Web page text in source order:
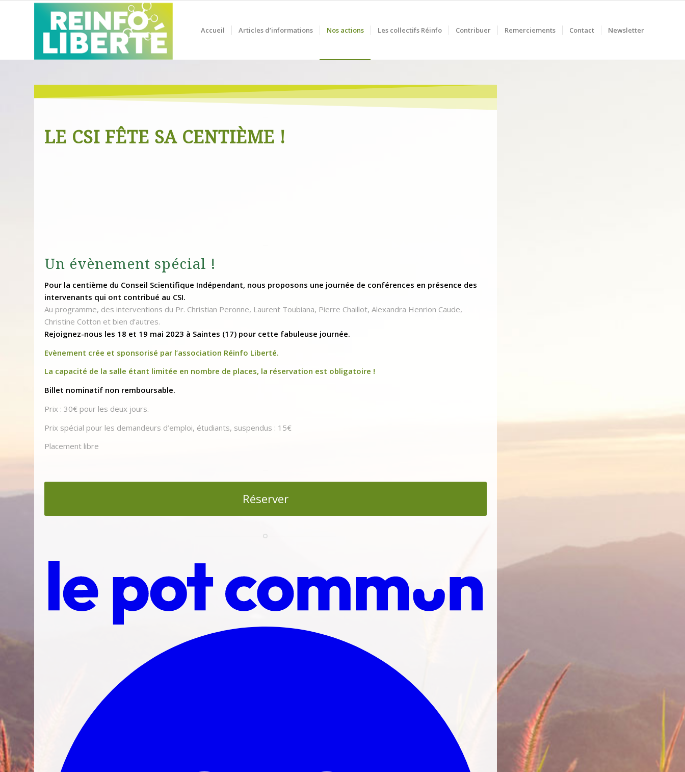
Accueil Articles d’informations Nos actions Les collectifs Réinfo Contribuer Remerciements Contact Newsletter
LE CSI FÊTE SA CENTIÈME !
Un évènement spécial !
Pour la centième du Conseil Scientifique Indépendant, nous proposons une journée de conférences en présence des
intervenants qui ont contribué au CSI.
Au programme, des interventions du Pr. Christian Peronne, Laurent Toubiana, Pierre Chaillot, Alexandra Henrion Caude,
Christine Cotton et bien d’autres.
Rejoignez-nous les 18 et 19 mai 2023 à Saintes (17) pour cette fabuleuse journée.
Evènement crée et sponsorisé par l’association Réinfo Liberté.
La capacité de la salle étant limitée en nombre de places, la réservation est obligatoire !
Billet nominatif non remboursable.
Prix : 30€ pour les deux jours.
Prix spécial pour les demandeurs d’emploi, étudiants, suspendus : 15€
Placement libre
Réserver